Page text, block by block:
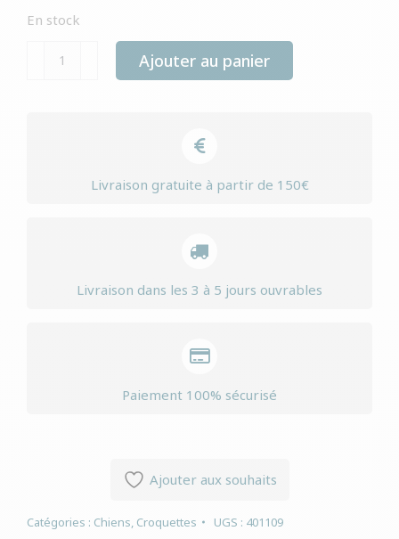
En stock
quantité
Ajouter au panier
Livraison gratuite à partir de 150€
Livraison dans les 3 à 5 jours ouvrables
Paiement 100% sécurisé
Ajouter aux souhaits
Catégories : Chiens, Croquettes UGS : 401109